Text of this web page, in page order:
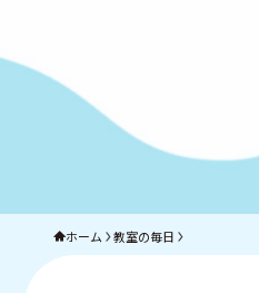
ホーム 教室の毎日